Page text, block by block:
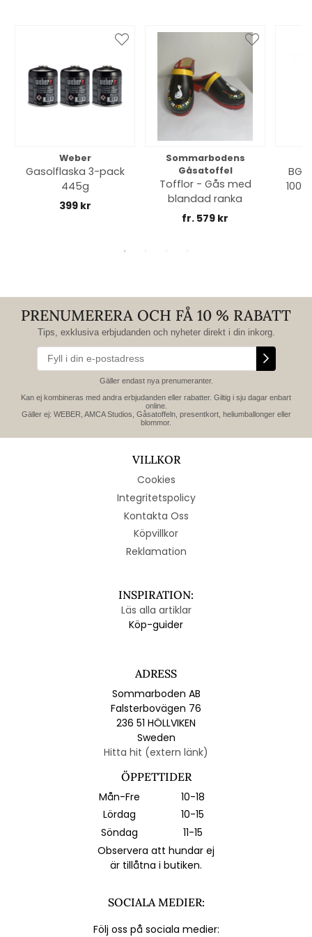
Weber
Gasolflaska 3-pack
445g
399 kr
Sommarbodens
Gåsatoffel
Tofflor - Gås med
blandad ranka
fr. 579 kr
PRENUMERERA OCH FÅ 10 % RABATT
Tips, exklusiva erbjudanden och nyheter direkt i din inkorg.
Gäller endast nya prenumeranter.
Kan ej kombineras med andra erbjudanden eller rabatter. Giltig i sju dagar enbart
online.
Gäller ej: WEBER, AMCA Studios, Gåsatoffeln, presentkort, heliumballonger eller
blommor.
VILLKOR
Cookies
Integritetspolicy
Kontakta Oss
Köpvillkor
Reklamation
INSPIRATION:
Läs alla artiklar
Köp-guider
ADRESS
Sommarboden AB
Falsterbovägen 76
236 51 HÖLLVIKEN
Sweden
Hitta hit (extern länk)
ÖPPETTIDER
Mån-Fre
10-18
Lördag
10-15
Söndag
11-15
Observera att hundar ej
är tillåtna i butiken.
SOCIALA MEDIER:
Följ oss på sociala medier: